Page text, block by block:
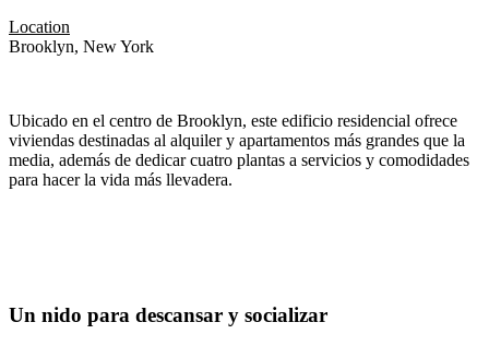
Location
Brooklyn, New York
Ubicado en el centro de Brooklyn, este edificio residencial ofrece
viviendas destinadas al alquiler y apartamentos más grandes que la
media, además de dedicar cuatro plantas a servicios y comodidades
para hacer la vida más llevadera.
Un nido para descansar y socializar